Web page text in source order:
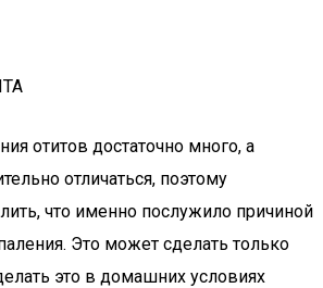
отитов достаточно много, а
отличаться, поэтому
что именно послужило причиной
Это может сделать только
это в домашних условиях